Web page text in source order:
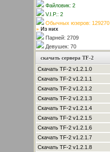
Файловик: 2
V.I.P.: 2
Обычных юзеров: 129270
» Из них
Парней: 2709
Девушек: 70
скачать сервера TF-2
Скачать TF-2 v1.2.1.0
Скачать TF-2 v1.2.1.1
Скачать TF-2 v1.2.1.2
Скачать TF-2 v1.2.1.3
Скачать TF-2 v1.2.1.4
Скачать TF-2 v1.2.1.5
Скачать TF-2 v1.2.1.6
Скачать TF-2 v1.2.1.7
Скачать TF-2 v1.2.1.8